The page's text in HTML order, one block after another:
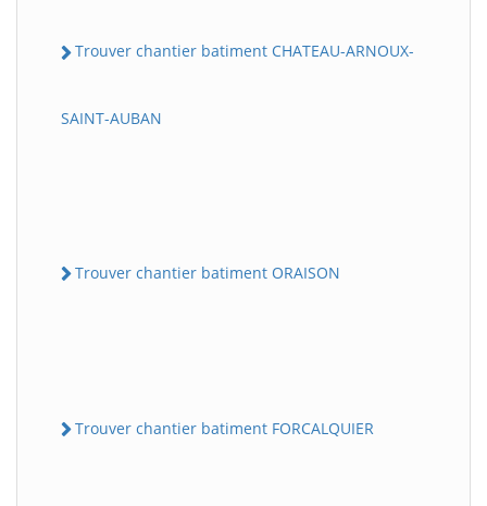
Trouver chantier batiment CHATEAU-ARNOUX-
SAINT-AUBAN
Trouver chantier batiment ORAISON
Trouver chantier batiment FORCALQUIER